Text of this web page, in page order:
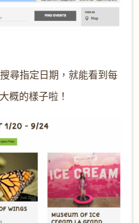
尋指定日期，就能看到每
概的樣子啦！